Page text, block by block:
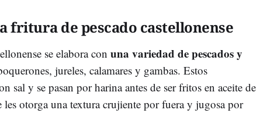
fritura de pescado castellonense
se elabora con una variedad de pescados y
jureles, calamares y gambas. Estos
sal y se pasan por harina antes de ser fritos en aceite de
otorga una textura crujiente por fuera y jugosa por